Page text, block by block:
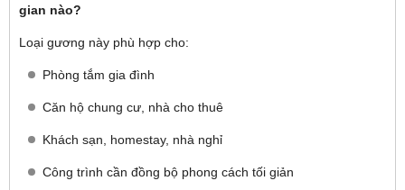
gian nào?
Loại gương này phù hợp cho:
Phòng tắm gia đình
Căn hộ chung cư, nhà cho thuê
Khách sạn, homestay, nhà nghỉ
Công trình cần đồng bộ phong cách tối giản